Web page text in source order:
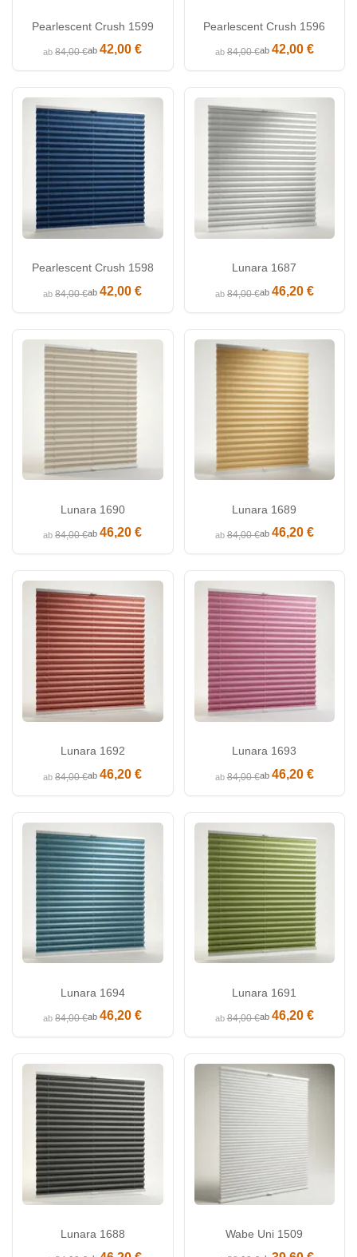
Pearlescent Crush 1599
ab84,00 €ab42,00 €
Pearlescent Crush 1596
ab84,00 €ab 42,00 €
Pearlescent Crush 1598
ab84,00 €ab42,00 €
Lunara 1687
ab84,00 €ab 46,20 €
Lunara 1690
ab84,00 €ab46,20 €
Lunara 1689
ab84,00 €ab 46,20 €
Lunara 1692
ab84,00 €ab46,20 €
Lunara 1693
ab84,00 €ab 46,20 €
Lunara 1694
ab84,00 €ab46,20 €
Lunara 1691
ab84,00 €ab 46,20 €
Lunara 1688 Wabe Uni 1509